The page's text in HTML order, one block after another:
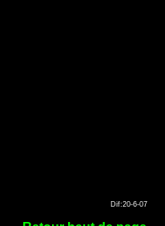
Dif:20-6-07